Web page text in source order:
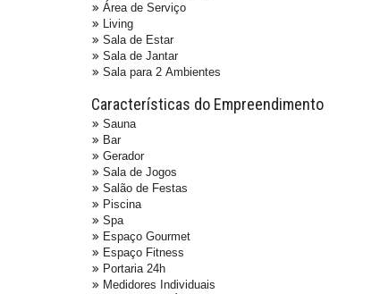
Área de Serviço
Living
Sala de Estar
Sala de Jantar
Sala para 2 Ambientes
Características do Empreendimento
Sauna
Bar
Gerador
Sala de Jogos
Salão de Festas
Piscina
Spa
Espaço Gourmet
Espaço Fitness
Portaria 24h
Medidores Individuais